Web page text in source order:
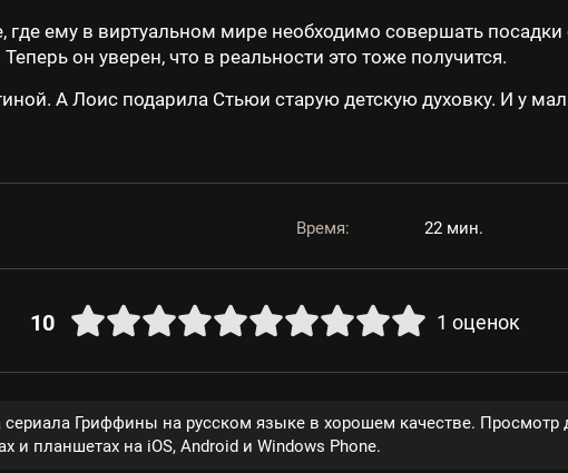
где ему в виртуальном мире необходимо совершать
он уверен, что в реальности это тоже получится.
А Лоис подарила Стьюи старую детскую духовку. И у
Время: 22 мин.
10 1 оценок
Гриффины на русском языке в хорошем качестве. Просмотр
и планшетах на iOS, Android и Windows Phone.